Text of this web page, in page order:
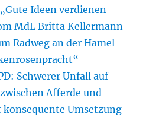
Ideen verdienen
MdL Britta Kellermann
Radweg an der Hamel
Schwerer Unfall auf
Afferde und
konsequente Umsetzung